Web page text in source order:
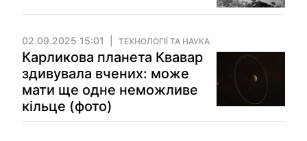
02.09.2025 15:01 ТЕХНОЛОГІЇ ТА НАУКА
Карликова планета Квавар
здивувала вчених: може
мати ще одне неможливе
кільце (фото)